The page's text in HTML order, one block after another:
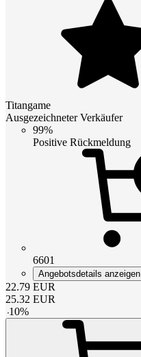
Titangame
Ausgezeichneter Verkäufer
99%
Positive Rückmeldung
6601
Angebotsdetails anzeigen
22.79 EUR
25.32 EUR
-10%